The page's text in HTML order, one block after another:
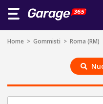
Home > Gommisti > Roma (RM)